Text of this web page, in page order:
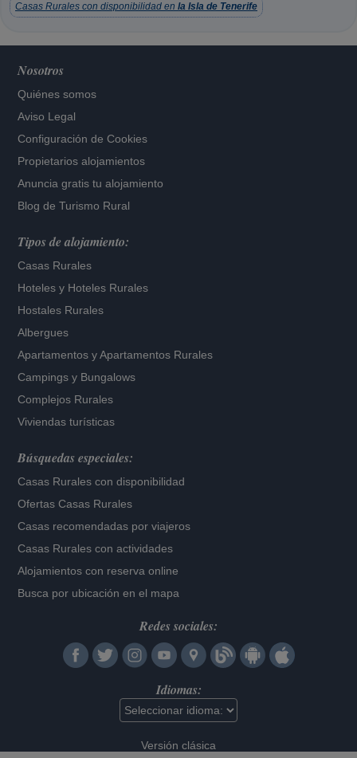
Casas Rurales con disponibilidad en la Isla de Tenerife
Nosotros
Quiénes somos
Aviso Legal
Configuración de Cookies
Propietarios alojamientos
Anuncia gratis tu alojamiento
Blog de Turismo Rural
Tipos de alojamiento:
Casas Rurales
Hoteles y Hoteles Rurales
Hostales Rurales
Albergues
Apartamentos yApartamentos Rurales
Campings y Bungalows
Complejos Rurales
Viviendas turísticas
Búsquedas especiales:
Casas Rurales con disponibilidad
Ofertas Casas Rurales
Casas recomendadas por viajeros
Casas Rurales con actividades
Alojamientos con reserva online
Busca por ubicación en el mapa
Redes sociales:
Idiomas:
Versión clásica